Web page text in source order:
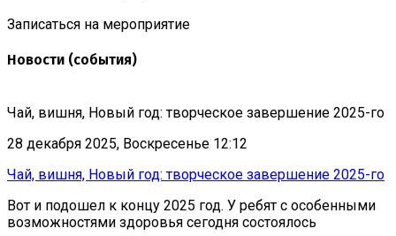
Записаться на мероприятие
Новости (события)
Чай, вишня, Новый год: творческое завершение 2025-го
28 декабря 2025, Воскресенье 12:12
Чай, вишня, Новый год: творческое завершение 2025-го
Вот и подошел к концу 2025 год. У ребят с особенными
возможностями здоровья сегодня состоялось